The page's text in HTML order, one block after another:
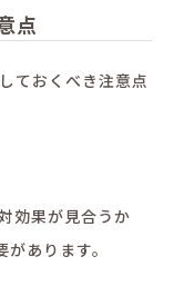
点
ておくべき注意点
効果が見合うか
あります。